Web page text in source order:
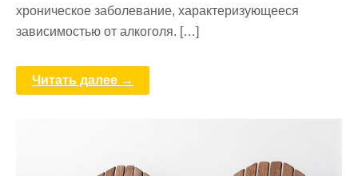
хроническое заболевание, характеризующееся
зависимостью от алкоголя. […]
Читать далее →